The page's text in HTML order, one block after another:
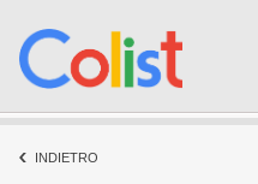
Ufficio traduzioni
INDIETRO